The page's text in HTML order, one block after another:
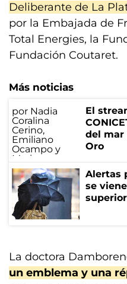
Deliberante de La
por la Embajada de
Total Energies, la
Fundación Coutaret.
Más noticias
El
del mar
Oro
Alertas
se
La doctora
un emblema y una